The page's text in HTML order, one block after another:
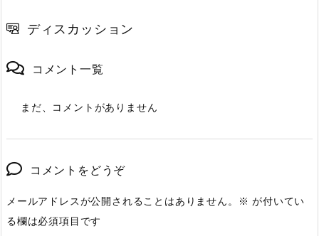
ディスカッション
コメント一覧
まだ、コメントがありません
コメントをどうぞ
メールアドレスが公開されることはありません。 ※ が付いてい
る欄は必須項目です